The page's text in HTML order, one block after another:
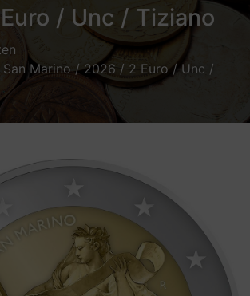
/ Unc / Tiziano
San Marino / 2026 / 2 Euro / Unc /